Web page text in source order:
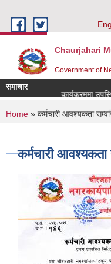
Chaurjahari
Government of
समाचार
कार्यक्रममा उपस्थित
You are here
Home » कर्मचारी आवश्यकता
कर्मचारी